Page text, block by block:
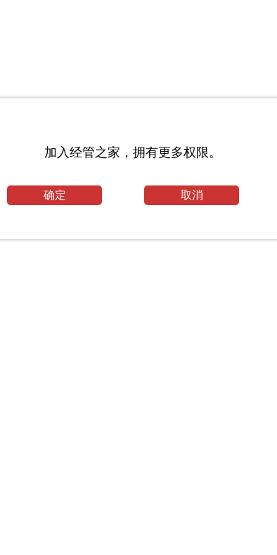
制柜(1)_工程力学专业毕业论文范文
护理
加入经管之家，拥有更多权限。
确定 取消